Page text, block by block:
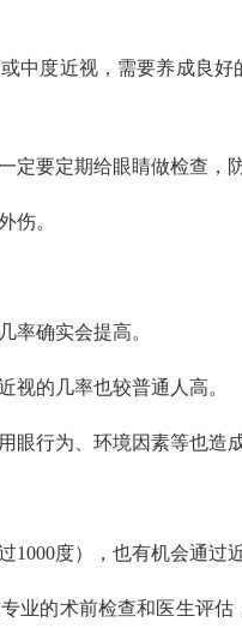
中度近视，需要养成良
定要定期给眼睛做检查，
伤。
率确实会提高。
视的几率也较普通人高。
眼行为、环境因素等也造
1000度），也有机会通过
业的术前检查和医生评